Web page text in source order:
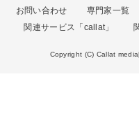
お問い合わせ
専門家一覧
関連サービス「callat」
Copyright (C) Callat